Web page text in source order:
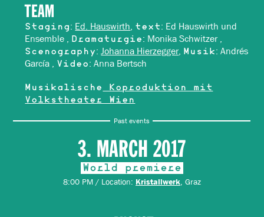
TEAM
Staging: Ed. Hauswirth, text: Ed Hauswirth und
Ensemble , Dramaturgie: Monika Schwitzer ,
Scenography:Johanna Hierzegger, Musik: Andrés
García , Video: Anna Bertsch
MusikalischeKoproduktion mit
Volkstheater Wien
Past events
3. MARCH 2017
World premiere
8:00 PM / Location: Kristallwerk, Graz